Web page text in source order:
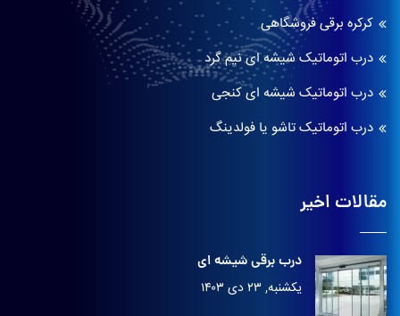
کرکره برقی فروشگاهی
درب اتوماتیک شیشه ای نیم گرد
درب اتوماتیک شیشه ای کنجی
درب اتوماتیک تاشو یا فولدینگ
مقالات اخیر
درب برقی شیشه ای
یکشنبه, ۲۳ دی ۱۴۰۳